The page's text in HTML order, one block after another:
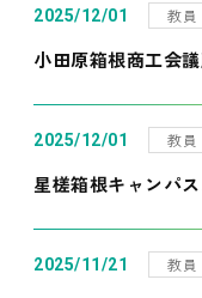
2025/12/01 教員
小田原箱根商工会
2025/12/01 教員
星槎箱根キャンパ
2025/11/21 教員